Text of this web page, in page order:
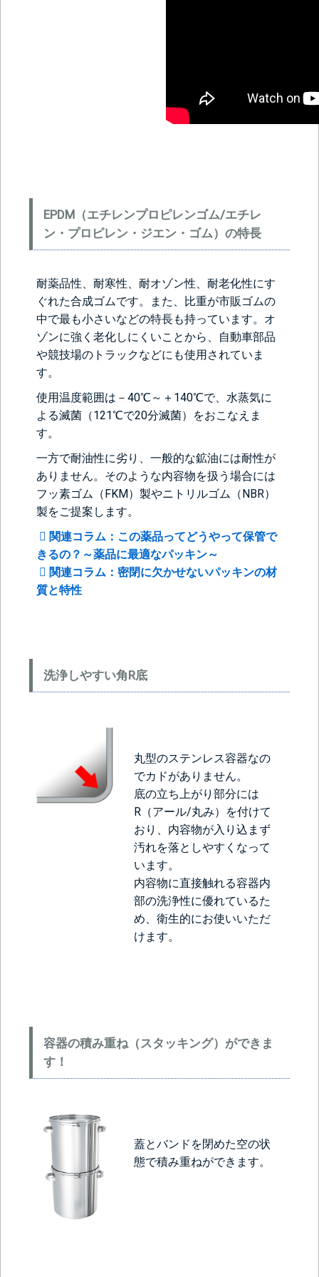
EPDM（エチレンプロピレンゴム/エチレ
ン・プロピレン・ジエン・ゴム）の特長
耐薬品性、耐寒性、耐オゾン性、耐老化性にす
ぐれた合成ゴムです。また、比重が市販ゴムの
中で最も小さいなどの特長も持っています。オ
ゾンに強く老化しにくいことから、自動車部品
や競技場のトラックなどにも使用されていま
す。
使用温度範囲は－40℃～＋140℃で、水蒸気に
よる滅菌（121℃で20分滅菌）をおこなえま
す。
一方で耐油性に劣り、一般的な鉱油には耐性が
ありません。そのような内容物を扱う場合には
フッ素ゴム（FKM）製やニトリルゴム（NBR）
製をご提案します。
関連コラム：この薬品ってどうやって保管で
きるの？～薬品に最適なパッキン～
関連コラム：密閉に欠かせないパッキンの材
質と特性
洗浄しやすい角R底
丸型のステンレス容器なの
でカドがありません。
底の立ち上がり部分には
R（アール/丸み）を付けて
おり、内容物が入り込まず
汚れを落としやすくなって
います。
内容物に直接触れる容器内
部の洗浄性に優れているた
め、衛生的にお使いいただ
けます。
容器の積み重ね（スタッキング）ができま
す！
蓋とバンドを閉めた空の状
態で積み重ねができます。